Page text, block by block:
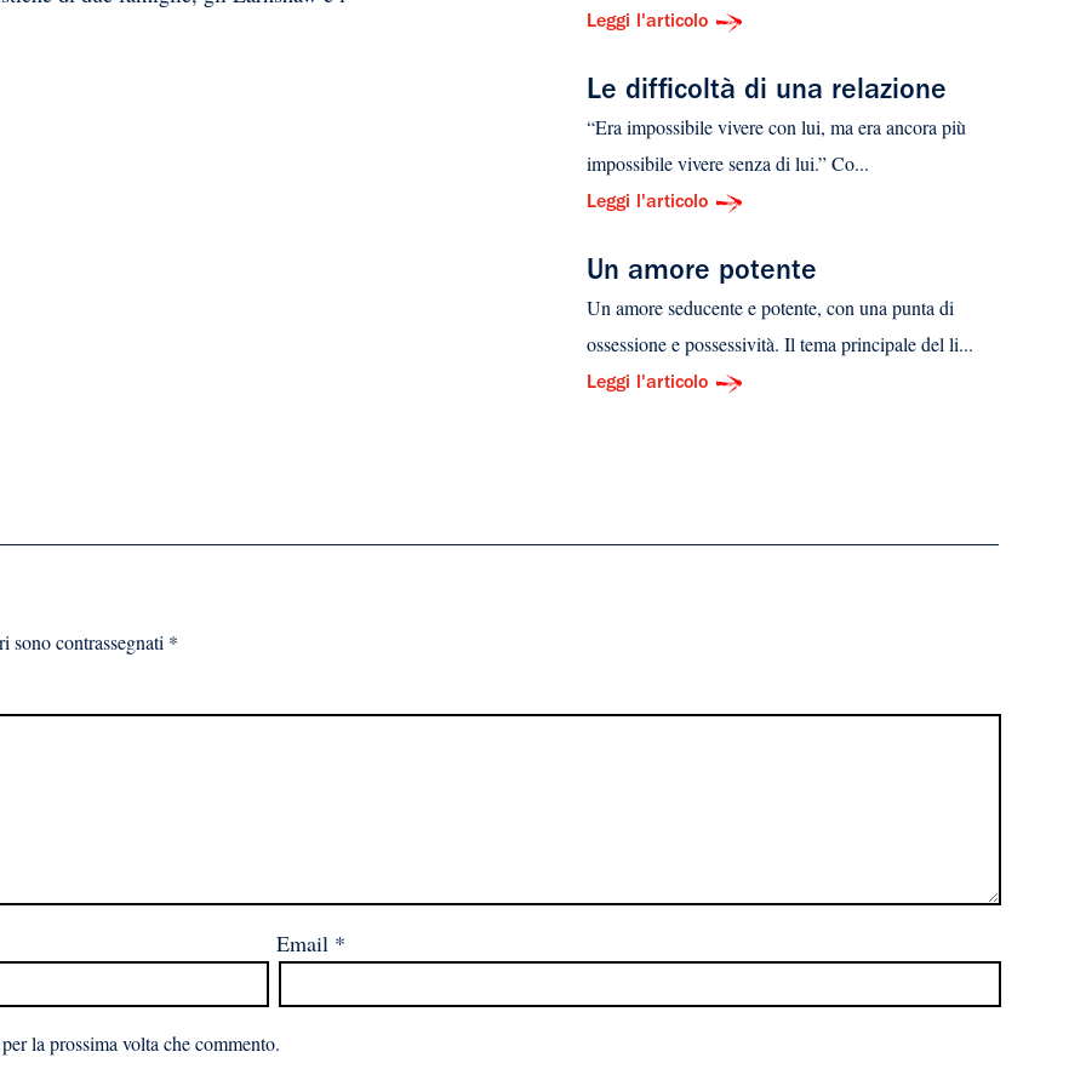
Leggi l'articolo
Le difficoltà di una relazione
“Era impossibile vivere con lui, ma era ancora più
impossibile vivere senza di lui.” Co...
Leggi l'articolo
Un amore potente
Un amore seducente e potente, con una punta di
ossessione e possessività. Il tema principale del li...
Leggi l'articolo
sono contrassegnati *
Email *
la prossima volta che commento.